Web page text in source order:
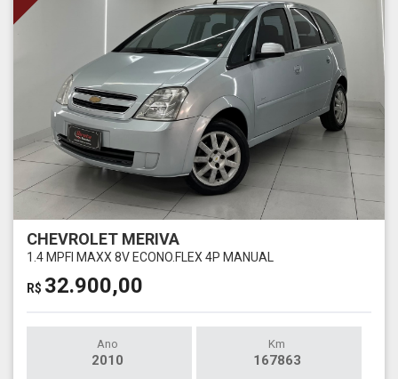
CHEVROLET MERIVA
1.4 MPFI MAXX 8V ECONO.FLEX 4P MANUAL
R$ 32.900,00
Ano
2010
Km
167863